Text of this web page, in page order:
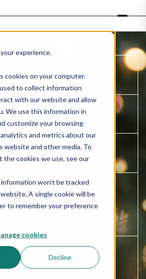
experience.
cookies on your computer.
to collect information
with our website and allow
We use this information in
customize your browsing
and metrics about our
website and other media. To
the cookies we use, see our
won’t be tracked
A single cookie will be
to remember your preference
cookies
Decline
Warm
BASISNOTEN
Sweet vanilla
& Events